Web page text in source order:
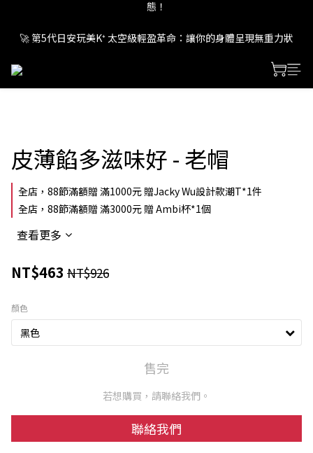
🚀 第5代日安玩美K⁺ 太空級輕盈革命：讓你的身體呈現無重力狀
態！
態！
皮薄餡多滋味好 - 老帽
全店，88節滿額贈 滿1000元 贈Jacky Wu設計款潮T*1件
全店，88節滿額贈 滿3000元 贈 Ambi杯*1個
查看更多
NT$463 NT$926
顏色
售完
若想購買，請聯絡我們。
聯絡我們